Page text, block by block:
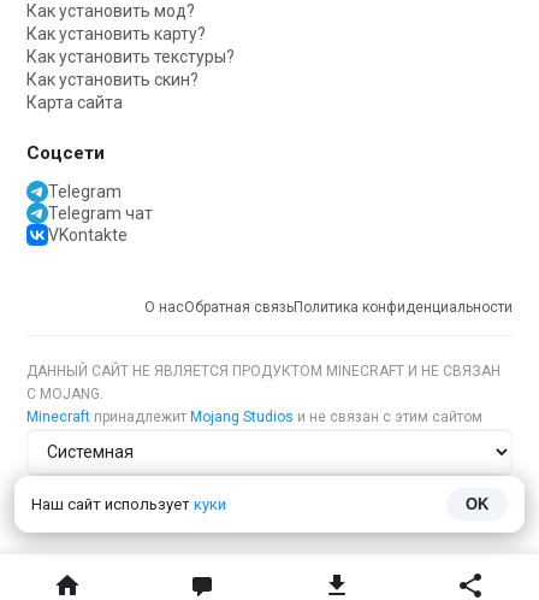
Наш сайт использует куки OK
Как установить мод?
Как установить карту?
Как установить текстуры?
Как установить скин?
Карта сайта
Соцсети
Telegram
Telegram чат
VKontakte
О насОбратная связьПолитика конфиденциальности
ДАННЫЙ САЙТ НЕ ЯВЛЯЕТСЯ ПРОДУКТОМ MINECRAFT И НЕ СВЯЗАН
С MOJANG.
Minecraft принадлежит Mojang Studios и не связан с этим сайтом
Тема сайта
Язык сайта